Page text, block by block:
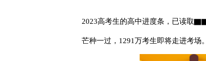
2023高考生的高中进度条，已读
芒种一过，1291万考生即将走进考场。